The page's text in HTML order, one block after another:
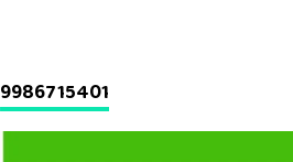
9986715401